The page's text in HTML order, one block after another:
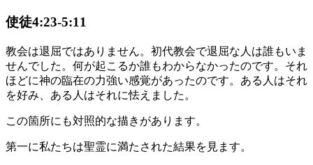
使徒4:23-5:11
教会は退屈ではありません。初代教会で退屈な人は誰もいま
せんでした。何が起こるか誰もわからなかったのです。それ
ほどに神の臨在の力強い感覚があったのです。ある人はそれ
を好み、ある人はそれに怯えました。
この箇所にも対照的な描きがあります。
第一に私たちは聖霊に満たされた結果を見ます。